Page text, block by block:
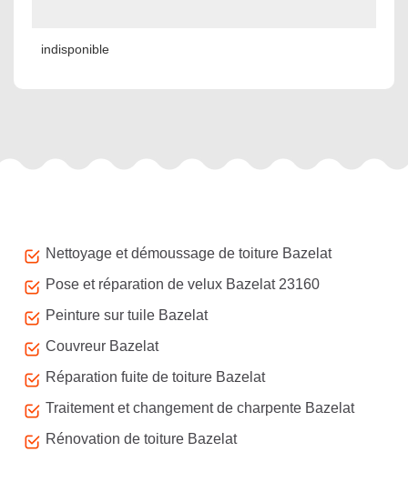
indisponible
Nettoyage et démoussage de toiture Bazelat
Pose et réparation de velux Bazelat 23160
Peinture sur tuile Bazelat
Couvreur Bazelat
Réparation fuite de toiture Bazelat
Traitement et changement de charpente Bazelat
Rénovation de toiture Bazelat